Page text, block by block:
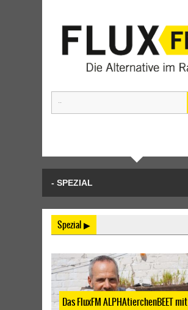
Spezial ▶
Das FluxFM ALPHAtierchenBEET mit